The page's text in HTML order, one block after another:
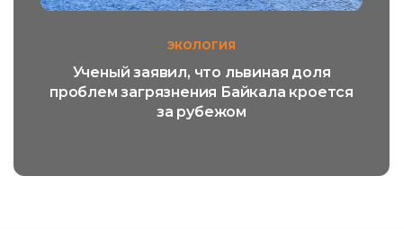
ЭКОЛОГИЯ
Ученый заявил, что львиная доля
проблем загрязнения Байкала кроется
за рубежом